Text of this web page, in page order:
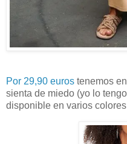
Por 29,90 euros tenemos
sienta de miedo (yo lo
disponible en varios